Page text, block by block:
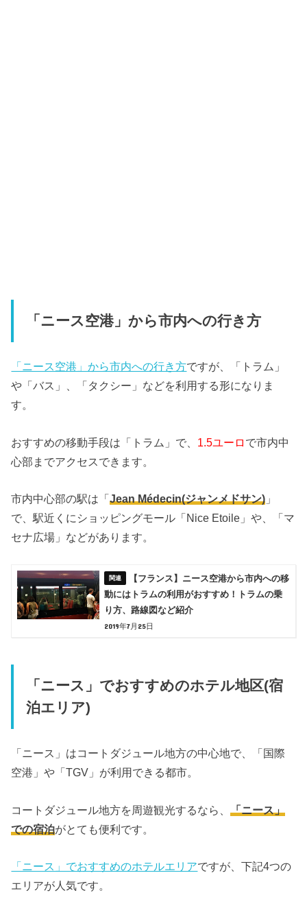
「ニース空港」から市内への行き方
「ニース空港」から市内への行き方ですが、「トラム」
や「バス」、「タクシー」などを利用する形になりま
す。
おすすめの移動手段は「トラム」で、 1.5ユーロ で市内中
心部までアクセスできます。
市内中心部の駅は「Jean Médecin(ジャンメドサン) 」
で、駅近くにショッピングモール「Nice Etoile」や、「マ
セナ広場」などがあります。
【フランス】ニース空港から市内への移
動にはトラムの利用がおすすめ！トラムの乗
り方、路線図など紹介
2019年7月25日
「ニース」でおすすめのホテル地区(宿
泊エリア)
「ニース」はコートダジュール地方の中心地で、「国際
空港」や「TGV」が利用できる都市。
コートダジュール地方を周遊観光するなら、「ニース」
での宿泊がとても便利です。
「ニース」でおすすめのホテルエリアですが、下記4つの
エリアが人気です。